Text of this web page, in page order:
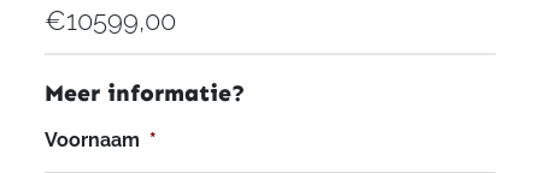
€10599,00
Meer informatie?
Voornaam *